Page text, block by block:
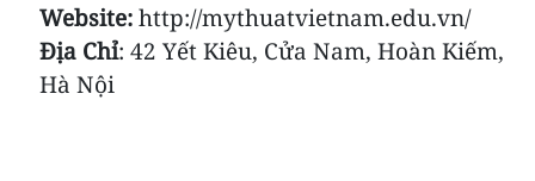
Website: http://mythuatvietnam.edu.vn/
Địa Chỉ: 42 Yết Kiêu, Cửa Nam, Hoàn Kiếm,
Hà Nội